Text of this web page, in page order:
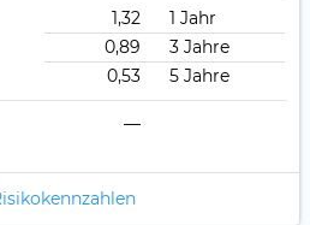
1,32
1 Jahr
0,89
3 Jahre
0,53
5 Jahre
—